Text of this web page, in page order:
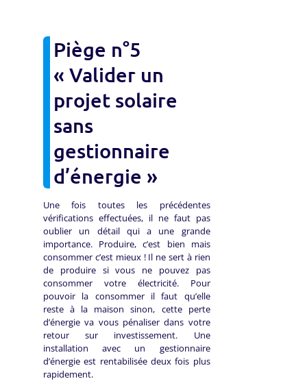
Piège n°5
« Valider un
projet solaire
sans
gestionnaire
d’énergie »
Une fois toutes les précédentes
vérifications effectuées, il ne faut pas
oublier un détail qui a une grande
importance. Produire, c’est bien mais
consommer c’est mieux ! Il ne sert à rien
de produire si vous ne pouvez pas
consommer votre électricité. Pour
pouvoir la consommer il faut qu’elle
reste à la maison sinon, cette perte
d’énergie va vous pénaliser dans votre
retour sur investissement. Une
installation avec un gestionnaire
d’énergie est rentabilisée deux fois plus
rapidement.